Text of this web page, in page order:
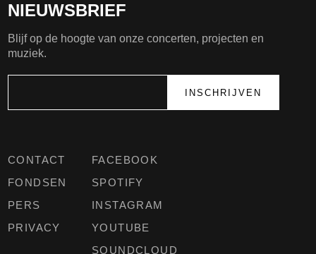
CONTACT
FONDSEN
PERS
PRIVACY
FACEBOOK
SPOTIFY
INSTAGRAM
YOUTUBE
SOUNDCLOUD
NIEUWSBRIEF
Blijf op de hoogte van onze concerten, projecten en
muziek.